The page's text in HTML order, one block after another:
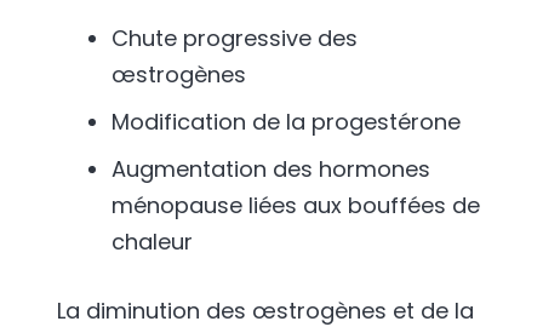
Chute progressive des
œstrogènes
Modification de la progestérone
Augmentation des hormones
ménopause liées aux bouffées de
chaleur
La diminution des œstrogènes et de la